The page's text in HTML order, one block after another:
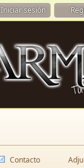
Iniciar sesión
Contacto